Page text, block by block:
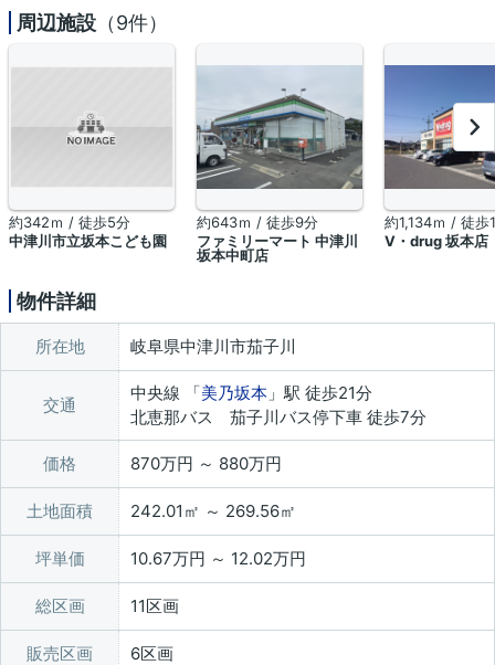
周辺施設 （9件）
約342ｍ / 徒歩5分
中津川市立坂本こども園
約643ｍ / 徒歩9分
ファミリーマート 中津川
坂本中町店
約1,134ｍ / 徒歩
V・drug 坂本店
物件詳細
所在地 岐阜県中津川市茄子川
交通
中央線 「美乃坂本 」駅 徒歩21分
北恵那バス 茄子川バス停下車 徒歩7分
価格 870万円 ～ 880万円
土地面積 242.01㎡ ～ 269.56㎡
坪単価 10.67万円 ～ 12.02万円
総区画 11区画
販売区画 6区画